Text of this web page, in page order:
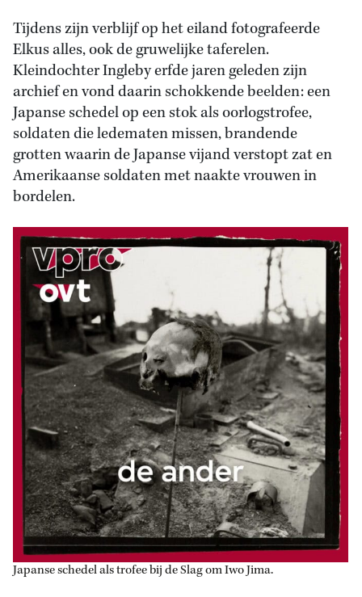
Tijdens zijn verblijf op het eiland fotografeerde
Elkus alles, ook de gruwelijke taferelen.
Kleindochter Ingleby erfde jaren geleden zijn
archief en vond daarin schokkende beelden: een
Japanse schedel op een stok als oorlogstrofee,
soldaten die ledematen missen, brandende
grotten waarin de Japanse vijand verstopt zat en
Amerikaanse soldaten met naakte vrouwen in
bordelen.
Japanse schedel als trofee bij de Slag om Iwo Jima.